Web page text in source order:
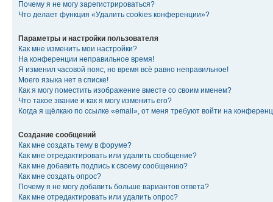
Почему я не могу зарегистрироваться?
Что делает функция «Удалить cookies конференции»?
Параметры и настройки пользователя
Как мне изменить мои настройки?
На конференции неправильное время!
Я изменил часовой пояс, но время всё равно неправильное!
Моего языка нет в списке!
Как я могу поместить изображение вместе со своим именем?
Что такое звание и как я могу изменить его?
Когда я щёлкаю по ссылке «email», от меня требуют войти на
Создание сообщений
Как мне создать тему в форуме?
Как мне отредактировать или удалить сообщение?
Как мне добавить подпись к своему сообщению?
Как мне создать опрос?
Почему я не могу добавить больше вариантов ответа?
Как мне отредактировать или удалить опрос?